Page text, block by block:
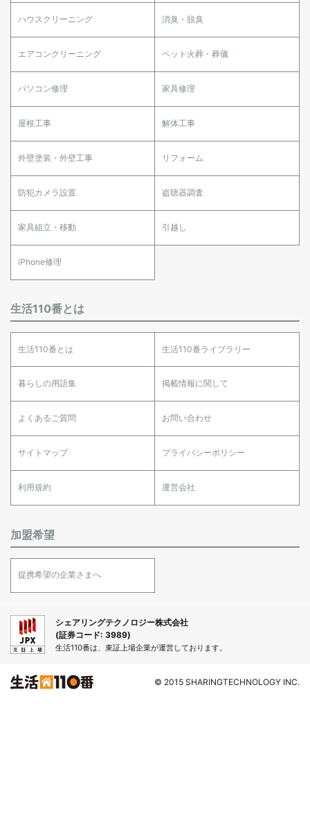
ハウスクリーニング 消臭・脱臭
エアコンクリーニング ペット火葬・葬儀
パソコン修理 家具修理
屋根工事 解体工事
外壁塗装・外壁工事 リフォーム
防犯カメラ設置 盗聴器調査
家具組立・移動 引越し
iPhone修理
生活110番とは
生活110番とは 生活110番ライブラリー
暮らしの用語集 掲載情報に関して
よくあるご質問 お問い合わせ
サイトマップ プライバシーポリシー
利用規約 運営会社
加盟希望
提携希望の企業さまへ
シェアリングテクノロジー株式会社
(証券コード: 3989)
生活110番は、東証上場企業が運営しております。
© 2015 SHARINGTECHNOLOGY INC.